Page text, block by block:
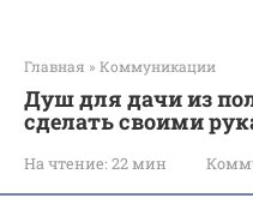
Главная » Коммуникации
Душ для дачи из
сделать своими
На чтение: 22 мин